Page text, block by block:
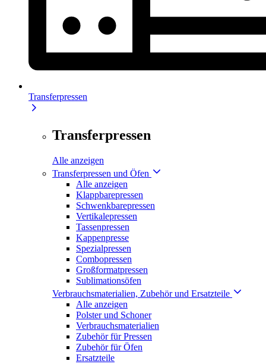
Transferpressen
Transferpressen
Alle anzeigen
Transferpressen und Öfen
Alle anzeigen
Klappbarepressen
Schwenkbarepressen
Vertikalepressen
Tassenpressen
Kappenpresse
Spezialpressen
Combopressen
Großformatpressen
Sublimationsöfen
Verbrauchsmaterialien, Zubehör und Ersatzteile
Alle anzeigen
Polster und Schoner
Verbrauchsmaterialien
Zubehör für Pressen
Zubehör für Öfen
Ersatzteile